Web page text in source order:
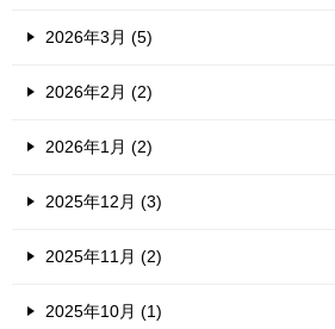
2026年3月 (5)
2026年2月 (2)
2026年1月 (2)
2025年12月 (3)
2025年11月 (2)
2025年10月 (1)